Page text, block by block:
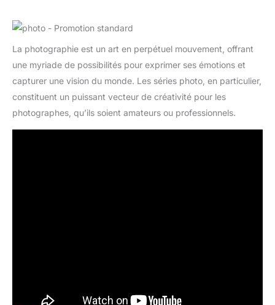
La photographie est un art en perpétuel mouvement, offrant
une myriade de possibilités pour exprimer ses émotions et
capturer une vision du monde. Les séries photo, en particulier,
constituent un puissant vecteur de créativité pour les
photographes, qu’ils soient amateurs ou professionnels.